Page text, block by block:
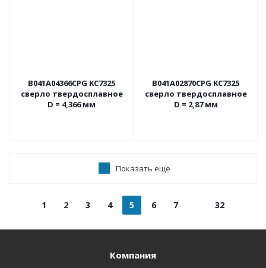
B041A04366CPG KC7325
сверло твердосплавное
D = 4,366 мм
B041A02870CPG KC7325
сверло твердосплавное
D = 2,87 мм
Показать еще
1 2 3 4 5 6 7 32
Компания